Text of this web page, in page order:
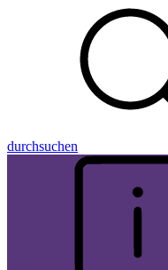
durchsuchen